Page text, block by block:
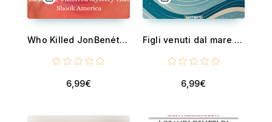
Who Killed JonBenét Ramsey? - Inside the Unsolved Mystery That Shook America
6,99€
Figli venuti dal mare - Storie di dolore e di speranza di piccoli migranti soli
6,99€